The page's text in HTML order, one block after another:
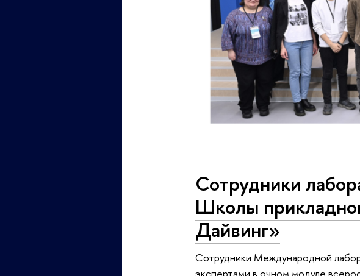
Сотрудники
Школы
Дайвинг»
Сотрудники Международной